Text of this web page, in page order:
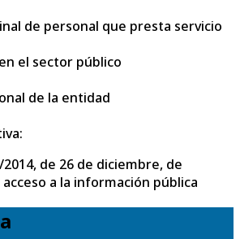
de personal que presta servicio
el sector público
de la entidad
de 26 de diciembre, de
a la información pública